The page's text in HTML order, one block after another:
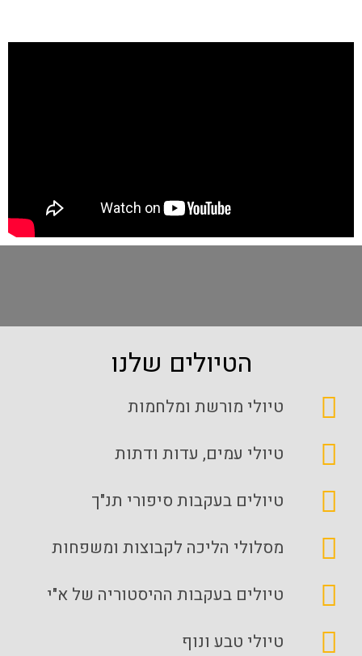
הטיולים שלנו
טיולי מורשת ומלחמות
טיולי עמים, עדות ודתות
טיולים בעקבות סיפורי תנ"ך
מסלולי הליכה לקבוצות ומשפחות
טיולים בעקבות ההיסטוריה של א"י
טיולי טבע ונוף